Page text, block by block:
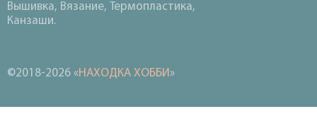
Вышивка, Вязание, Термопластика,
Канзаши.
©2018-2026 «НАХОДКА ХОББИ»